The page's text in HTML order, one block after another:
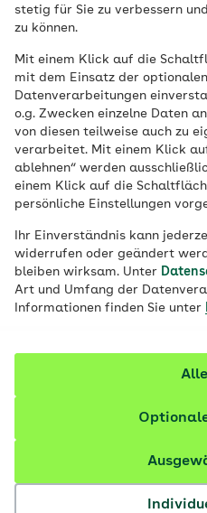
stetig für Sie zu verbessern
zu können.
Mit einem Klick auf die
mit dem Einsatz der
Datenverarbeitungen
o.g. Zwecken einzelne Daten
von diesen teilweise auch zu
verarbeitet. Mit einem Klick
ablehnen“ werden
einem Klick auf die
persönliche Einstellungen
Ihr Einverständnis kann
widerrufen oder geändert
bleiben wirksam. Unter
Art und Umfang der
Informationen finden Sie unter
Eine Leistung der AOK
Hilfsmittel helfen
Erkrankung oder
selbstbestimmt zu
schmerzfrei zu leben.
der Hilfsmittel ist
Hilfsmittel gibt es
zugeschnittene
finden Sie alle